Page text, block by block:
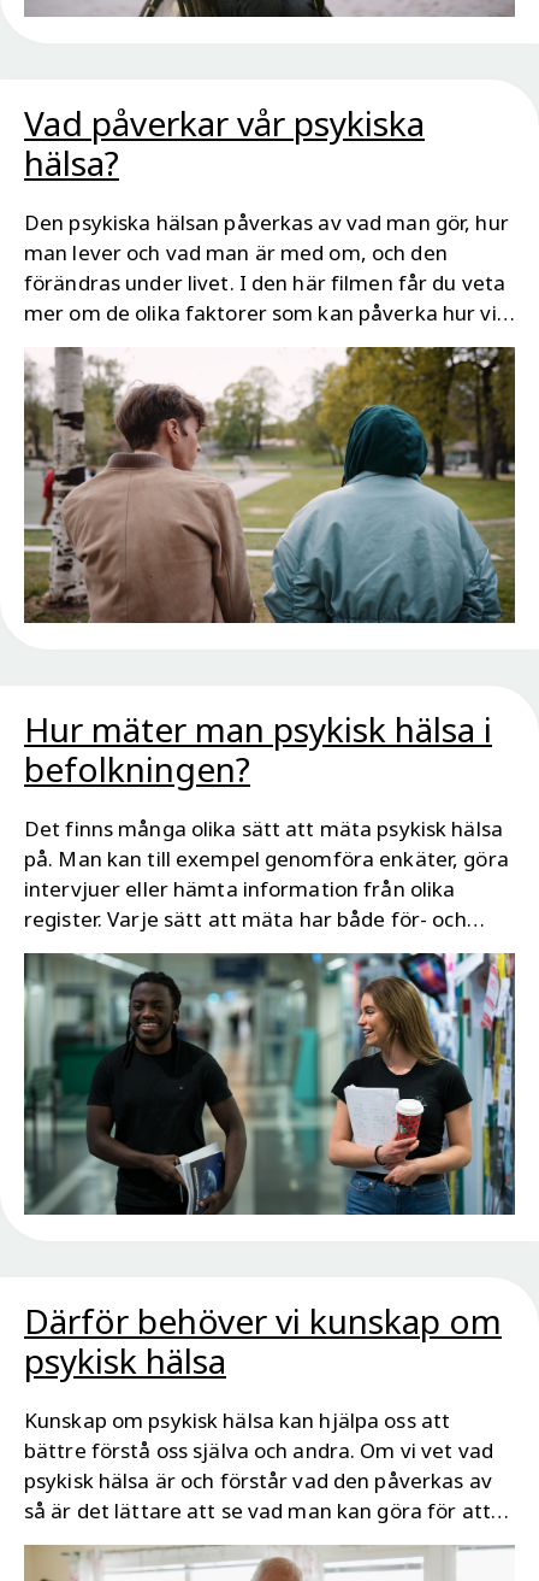
Vad påverkar vår psykiska
hälsa?
Den psykiska hälsan påverkas av vad man gör, hur
man lever och vad man är med om, och den
förändras under livet. I den här filmen får du veta
mer om de olika faktorer som kan påverka hur vi
mår psykiskt, men även vad du kan göra för att
stärka din psykiska hälsa och motståndskraft
vilket kan göra att du bättre klarar av olika
utmaningar i livet.
Hur mäter man psykisk hälsa i
befolkningen?
Det finns många olika sätt att mäta psykisk hälsa
på. Man kan till exempel genomföra enkäter, göra
intervjuer eller hämta information från olika
register. Varje sätt att mäta har både för- och
nackdelar. Ofta behöver man använda flera olika
mätmetoder och källor för att få en bra
helhetsbild.
Därför behöver vi kunskap om
psykisk hälsa
Kunskap om psykisk hälsa kan hjälpa oss att
bättre förstå oss själva och andra. Om vi vet vad
psykisk hälsa är och förstår vad den påverkas av
så är det lättare att se vad man kan göra för att
må så bra som möjligt och för att hjälpa andra.